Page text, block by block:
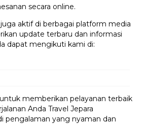
secara online.
aktif di berbagai platform media
update terbaru dan informasi
dapat mengikuti kami di:
memberikan pelayanan terbaik
Anda Travel Jepara
pengalaman yang nyaman dan